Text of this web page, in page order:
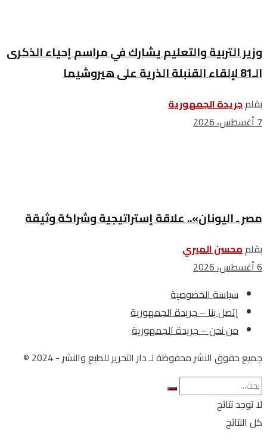
وزير التربية والتعليم يشارك في مراسم إحياء الذكرى
الـ81 لإلقاء القنبلة الذرية على هيروشيما
بقلمجريدة الجمهورية
7 أغسطس، 2026
مصر ـ اليونان».. علاقة إستراتيجية وشراكة وثيقة
بقلممحسن الميري
6 أغسطس، 2026
سياسة الخصوصية
إتصل بنا – جريدة الجمهورية
من نحن – جريدة الجمهورية
جميع حقوق النشر محفوظة لـ دار التحرير للطبع والنشر - 2024 ©
لا توجد نتائج
كل النتائج